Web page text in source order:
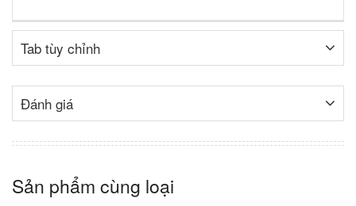
Tab tùy chỉnh
Đánh giá
Sản phẩm cùng loại